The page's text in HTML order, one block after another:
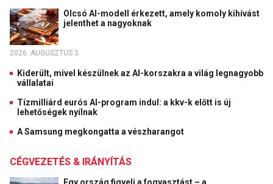
Olcsó AI-modell érkezett, amely komoly kihívást
jelenthet a nagyoknak
2026. AUGUSZTUS 3.
Kiderült, mivel készülnek az AI-korszakra a világ legnagyobb
vállalatai
Tízmilliárd eurós AI-program indul: a kkv-k előtt is új
lehetőségek nyílnak
A Samsung megkongatta a vészharangot
CÉGVEZETÉS & IRÁNYÍTÁS